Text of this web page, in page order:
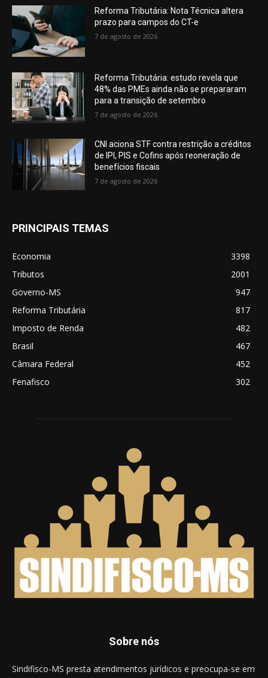
Reforma Tributária: Nota Técnica altera
prazo para campos do CT-e
7 de agosto de 2026
Reforma Tributária: estudo revela que
48% das PMEs ainda não se prepararam
para a transição de setembro
7 de agosto de 2026
CNI aciona STF contra restrição a créditos
de IPI, PIS e Cofins após reoneração de
benefícios fiscais
7 de agosto de 2026
PRINCIPAIS TEMAS
Economia
3398
Tributos
2001
Governo-MS
947
Reforma Tributária
817
Imposto de Renda
482
Brasil
467
Câmara Federal
452
Fenafisco
302
Sobre nós
Sindifisco-MS presta atendimentos jurídicos e preocupa-se em